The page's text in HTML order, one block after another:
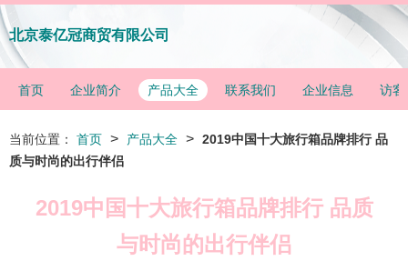
北京泰亿冠商贸有限公司
首页 企业简介 产品大全 联系我们 企业信息 访客
当前位置： 首页 > 产品大全 > 2019中国十大旅行箱品牌排行 品
质与时尚的出行伴侣
2019中国十大旅行箱品牌排行 品质
与时尚的出行伴侣